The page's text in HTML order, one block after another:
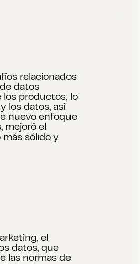
relacionados
datos
los productos, lo
los datos, así
nuevo enfoque
mejoró el
sólido y
el
datos, que
las normas de